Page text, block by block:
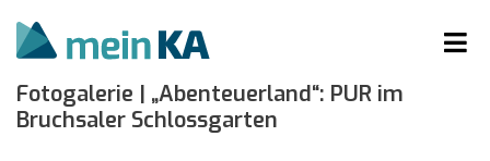
Fotogalerie | „Abenteuerland“: PUR im
Bruchsaler Schlossgarten